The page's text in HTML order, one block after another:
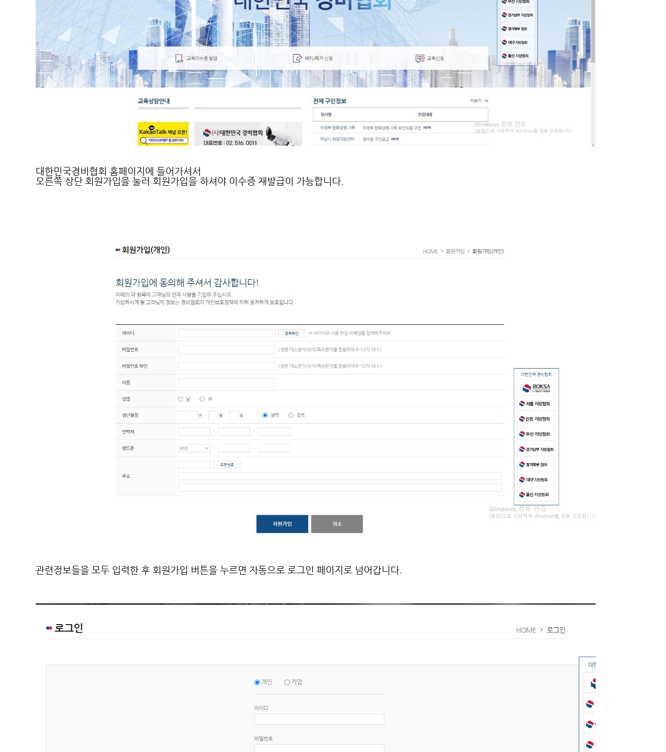
대한민국경비협회 홈페이지에 들어가셔서
오른쪽 상단 회원가입을 눌러 회원가입을 하셔야 이수증 재발급이 가능합니다.
관련정보들을 모두 입력한 후 회원가입 버튼을 누르면 자동으로 로그인 페이지로 넘어갑니다.